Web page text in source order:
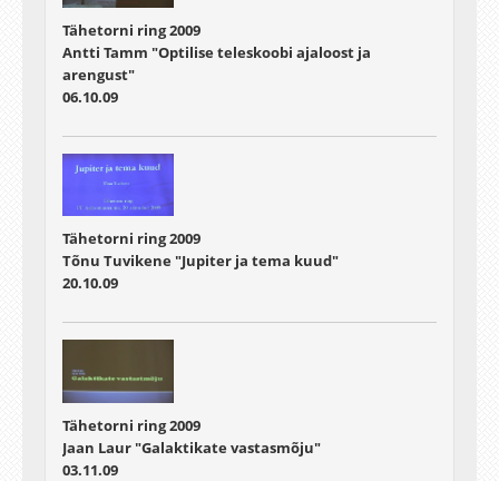
Tähetorni ring 2009
Antti Tamm "Optilise teleskoobi ajaloost ja
arengust"
06.10.09
Tähetorni ring 2009
Tõnu Tuvikene "Jupiter ja tema kuud"
20.10.09
Tähetorni ring 2009
Jaan Laur "Galaktikate vastasmõju"
03.11.09